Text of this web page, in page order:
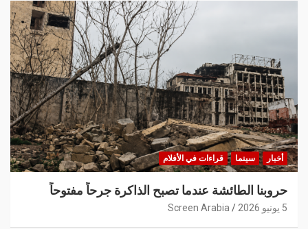
أخبار سينما قراءات في الأفلام
حروبنا الطائشة عندما تصبح الذاكرة جرحاً مفتوحاً
5 يونيو 2026 Screen Arabia